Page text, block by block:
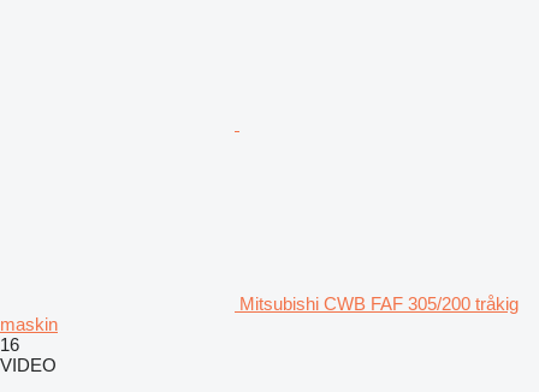
Mitsubishi CWB FAF 305/200 tråkig
maskin
16
VIDEO